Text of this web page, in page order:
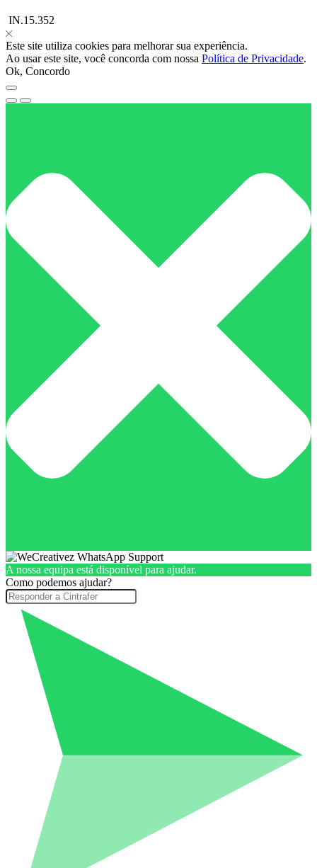
IN.15.352
Este site utiliza cookies para melhorar sua experiência.
Ao usar este site, você concorda com nossa Política de Privacidade.
Ok, Concordo
A nossa equipa está disponível para ajudar.
Como podemos ajudar?